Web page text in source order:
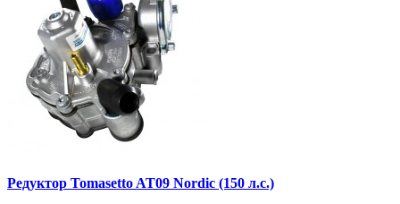
Редуктор Tomasetto AT09 Nordic (150 л.с.)